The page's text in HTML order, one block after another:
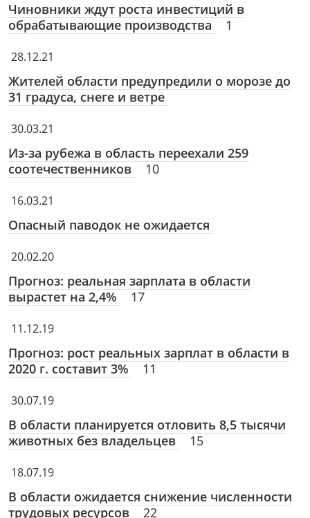
Чиновники ждут роста инвестиций в
обрабатывающие производства
1
28.12.21
Жителей области предупредили о морозе до
31 градуса, снеге и ветре
30.03.21
Из-за рубежа в область переехали 259
соотечественников
10
16.03.21
Опасный паводок не ожидается
20.02.20
Прогноз: реальная зарплата в области
вырастет на 2,4%
17
11.12.19
Прогноз: рост реальных зарплат в области в
2020 г. составит 3%
11
30.07.19
В области планируется отловить 8,5 тысячи
животных без владельцев
15
18.07.19
В области ожидается снижение численности
трудовых ресурсов
22